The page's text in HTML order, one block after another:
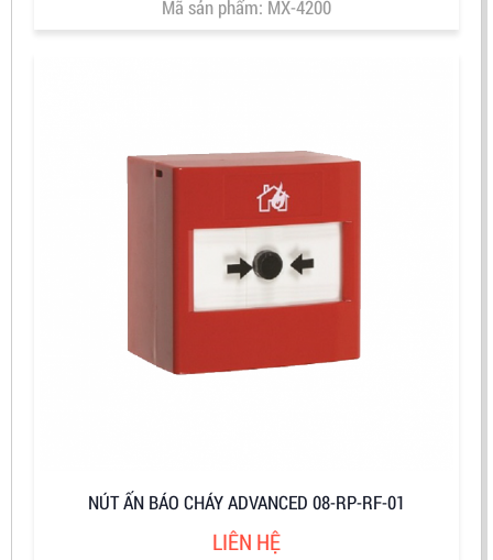
Mã sản phẩm: MX-4200
NÚT ẤN BÁO CHÁY ADVANCED 08-RP-RF-01
LIÊN HỆ